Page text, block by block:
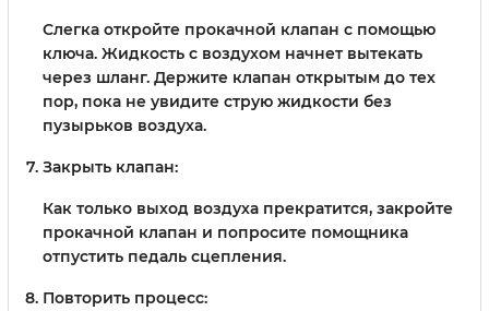
Слегка откройте прокачной клапан с помощью
ключа. Жидкость с воздухом начнет вытекать
через шланг. Держите клапан открытым до тех
пор, пока не увидите струю жидкости без
пузырьков воздуха.
Закрыть клапан:
Как только выход воздуха прекратится, закройте
прокачной клапан и попросите помощника
отпустить педаль сцепления.
Повторить процесс: